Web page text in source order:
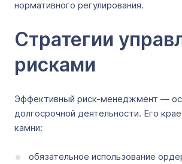
нормативного регулирования.
Стратегии
рисками
Эффективный риск-менеджмент —
долгосрочной деятельности. Его
камни:
обязательное использование